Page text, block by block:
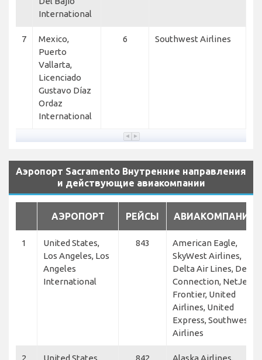
International
7
Mexico,
Puerto
Vallarta,
Licenciado
Gustavo Díaz
Ordaz
International
6 Southwest Airlines
Аэропорт Sacramento Внутренние направления
и действующие авиакомпании
АЭРОПОРТ РЕЙСЫ АВИАКОМПАНИИ
1
United States,
Los Angeles, Los
Angeles
International
843
American Eagle,
SkyWest Airlines,
Delta Air Lines, Delta
Connection, NetJets,
Frontier, United
Airlines, United
Express, Southwest
Airlines